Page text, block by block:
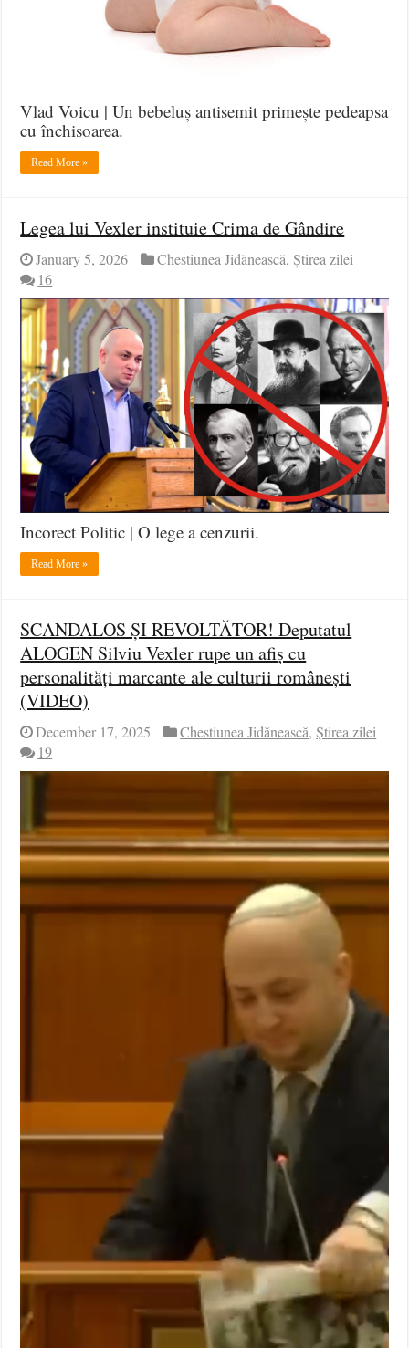
Vlad Voicu | Un bebeluș antisemit primește pedeapsa
cu închisoarea.
Read More »
Legea lui Vexler instituie Crima de Gândire
January 5, 2026 Chestiunea Jidănească,Știrea zilei
16
Incorect Politic | O lege a cenzurii.
Read More »
SCANDALOS ȘI REVOLTĂTOR! Deputatul
ALOGEN Silviu Vexler rupe un afiș cu
personalități marcante ale culturii românești
(VIDEO)
December 17, 2025 Chestiunea Jidănească,Știrea zilei
19